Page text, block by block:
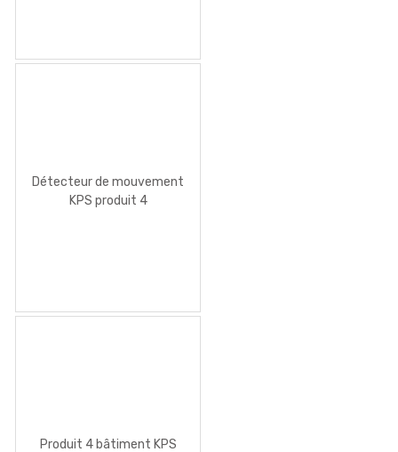
Détecteur de mouvement
KPS produit 4
Produit 4 bâtiment KPS